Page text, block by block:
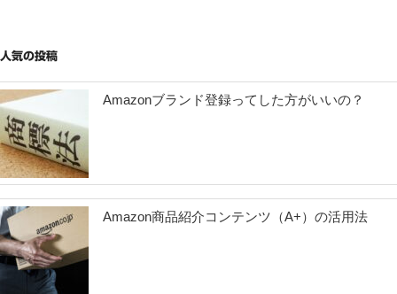
ン
人気の投稿
Amazonブランド登録ってした方がいいの？
Amazon商品紹介コンテンツ（A+）の活用法